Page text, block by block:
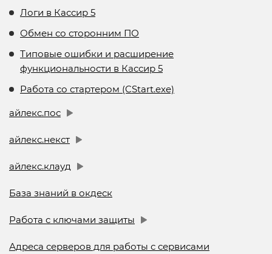
Логи в Кассир 5
Обмен со сторонним ПО
Типовые ошибки и расширение
функциональности в Кассир 5
Работа со стартером (CStart.exe)
айлекс.пос
айлекс.некст
айлекс.клауд
База знаний в окдеск
Работа с ключами защиты
Адреса серверов для работы с сервисами